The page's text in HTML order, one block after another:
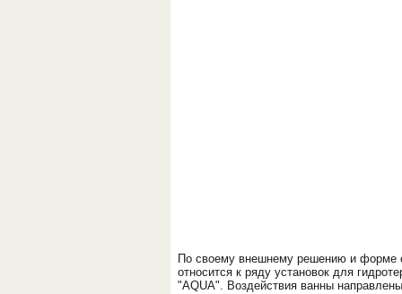
По своему внешнему решению и форме
относится к ряду установок для
"AQUA". Воздействия ванны